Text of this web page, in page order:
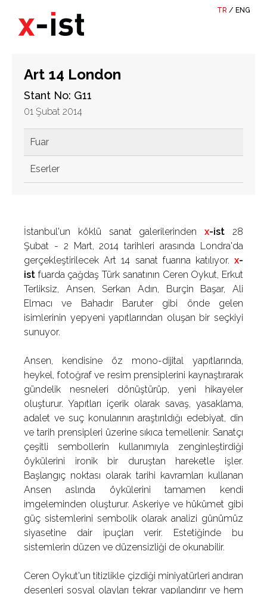
TR / ENG
Art 14 London
Stant No: G11
01 Şubat 2014
Fuar
Eserler
İstanbul'un köklü sanat galerilerindenx-ist 28
Şubat - 2 Mart, 2014 tarihleri arasında Londra'da
gerçekleştirilecek Art 14 sanat fuarına katılıyor. x-
ist fuarda çağdaş Türk sanatının Ceren Oykut, Erkut
Terliksiz, Ansen, Serkan Adın, Burçin Başar, Ali
Elmacı ve Bahadır Baruter gibi önde gelen
isimlerinin yepyeni yapıtlarından oluşan bir seçkiyi
sunuyor.
Ansen, kendisine öz mono-dijital yapıtlarında,
heykel, fotoğraf ve resim prensiplerini kaynaştırarak
gündelik nesneleri dönüştürüp, yeni hikayeler
oluşturur. Yapıtları içerik olarak savaş, yasaklama,
adalet ve suç konularının araştırıldığı edebiyat, din
ve tarih prensipleri üzerine sıkıca temellenir. Sanatçı
çeşitli sembollerin kullanımıyla zenginleştirdiği
öykülerini ironik bir duruştan hareketle işler.
Başlangıç noktası olarak tarihi kavramları kullanan
Ansen aslında öykülerini tamamen kendi
imgeleminden oluşturur. Askeriye ve hükümet gibi
güç sistemlerini sembolik olarak analizi günümüz
siyasetine dair ipuçları verir. Estetiğinde bu
sistemlerin düzen ve düzensizliği de okunabilir.
Ceren Oykut'un titizlikle çizdiği miniyatürleri andıran
desenleri sosyal olayları tekrar yapılandırır ve hem